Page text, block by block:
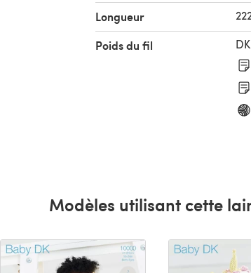
Longueur
Poids du fil
DK
Modèles utilisant cette